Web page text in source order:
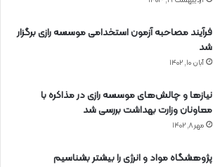
فرآیند مصاحبه آزمون استخدامی موسسه رازی برگزار
شد
آبان ۱۰, ۱۴۰۲
نیازها و چالش‌های موسسه رازی در مذاکره با
معاونان وزارت بهداشت بررسی شد
مهر ۸, ۱۴۰۲
پژوهشگاه مواد و انرژی را بیشتر بشناسیم